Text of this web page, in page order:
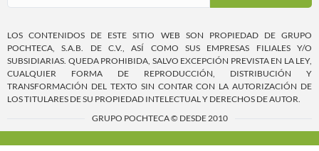
LOS CONTENIDOS DE ESTE SITIO WEB SON PROPIEDAD DE GRUPO
POCHTECA, S.A.B. DE C.V., ASÍ COMO SUS EMPRESAS FILIALES Y/O
SUBSIDIARIAS. QUEDA PROHIBIDA, SALVO EXCEPCIÓN PREVISTA EN LA LEY,
CUALQUIER FORMA DE REPRODUCCIÓN, DISTRIBUCIÓN Y
TRANSFORMACIÓN DEL TEXTO SIN CONTAR CON LA AUTORIZACIÓN DE
LOS TITULARES DE SU PROPIEDAD INTELECTUAL Y DERECHOS DE AUTOR.
GRUPO POCHTECA © DESDE 2010